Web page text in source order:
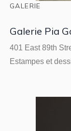
GALERIE
Galerie Pia
401 East 89th
Estampes et